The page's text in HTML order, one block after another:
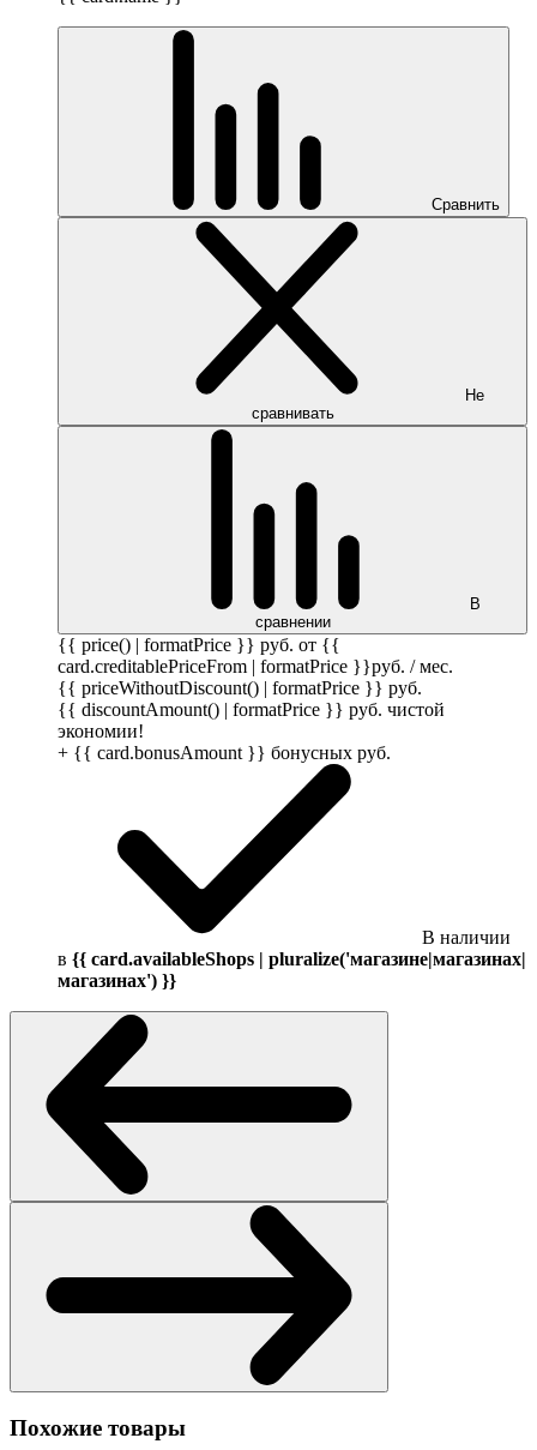
Сравнить
Не
сравнивать
В
сравнении
{{ price() | formatPrice }} руб. от {{
card.creditablePriceFrom | formatPrice }}руб. / мес.
{{ priceWithoutDiscount() | formatPrice }} руб.
{{ discountAmount() | formatPrice }} руб. чистой
экономии!
+ {{ card.bonusAmount }} бонусных руб.
В наличии
в {{ card.availableShops | pluralize('магазине|магазинах|
магазинах') }}
Похожие товары